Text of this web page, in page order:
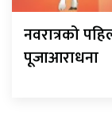
नवरात्रको
पूजाआराधना